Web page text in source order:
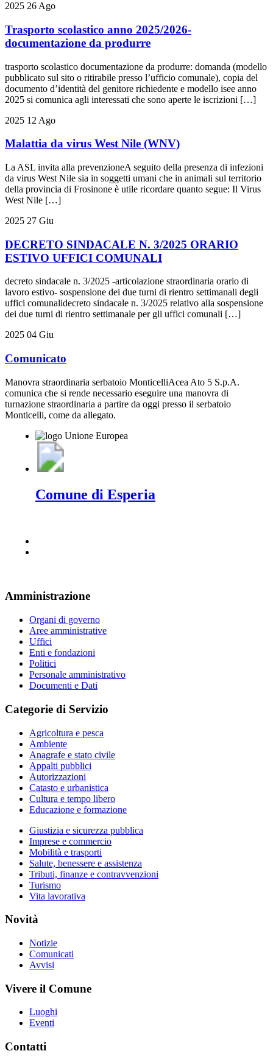
2025 26 Ago
Trasporto scolastico anno 2025/2026-
documentazione da produrre
trasporto scolastico documentazione da produrre: domanda (modello
pubblicato sul sito o ritirabile presso l’ufficio comunale), copia del
documento d’identità del genitore richiedente e modello isee anno
2025 si comunica agli interessati che sono aperte le iscrizioni […]
2025 12 Ago
Malattia da virus West Nile (WNV)
La ASL invita alla prevenzioneA seguito della presenza di infezioni
da virus West Nile sia in soggetti umani che in animali sul territorio
della provincia di Frosinone è utile ricordare quanto segue: Il Virus
West Nile […]
2025 27 Giu
DECRETO SINDACALE N. 3/2025 ORARIO
ESTIVO UFFICI COMUNALI
decreto sindacale n. 3/2025 -articolazione straordinaria orario di
lavoro estivo- sospensione dei due turni di rientro settimanali degli
uffici comunalidecreto sindacale n. 3/2025 relativo alla sospensione
dei due turni di rientro settimanale per gli uffici comunali […]
2025 04 Giu
Comunicato
Manovra straordinaria serbatoio MonticelliAcea Ato 5 S.p.A.
comunica che si rende necessario eseguire una manovra di
turnazione straordinaria a partire da oggi presso il serbatoio
Monticelli, come da allegato.
Comune di Esperia
Amministrazione
Organi di governo
Aree amministrative
Uffici
Enti e fondazioni
Politici
Personale amministrativo
Documenti e Dati
Categorie di Servizio
Agricoltura e pesca
Ambiente
Anagrafe e stato civile
Appalti pubblici
Autorizzazioni
Catasto e urbanistica
Cultura e tempo libero
Educazione e formazione
Giustizia e sicurezza pubblica
Imprese e commercio
Mobilità e trasporti
Salute, benessere e assistenza
Tributi, finanze e contravvenzioni
Turismo
Vita lavorativa
Novità
Notizie
Comunicati
Avvisi
Vivere il Comune
Luoghi
Eventi
Contatti